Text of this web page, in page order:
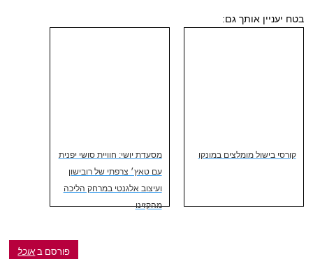
בטח יעניין אותך גם:
קורסי בישול מומלצים במונקו
מסעדת יושי: חוויית סושי יפנית
עם טאץ׳ צרפתי של רובישון
ועיצוב אלגנטי במרחק הליכה
מהקזינו
פורסם באוכל